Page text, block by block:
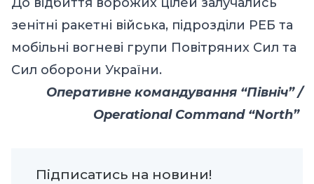
До відбиття ворожих цілей залучались
зенітні ракетні війська, підрозділи РЕБ та
мобільні вогневі групи Повітряних Сил та
Сил оборони України.
Оперативне командування “Північ” /
Operational Command “North”
Підписатись на новини!